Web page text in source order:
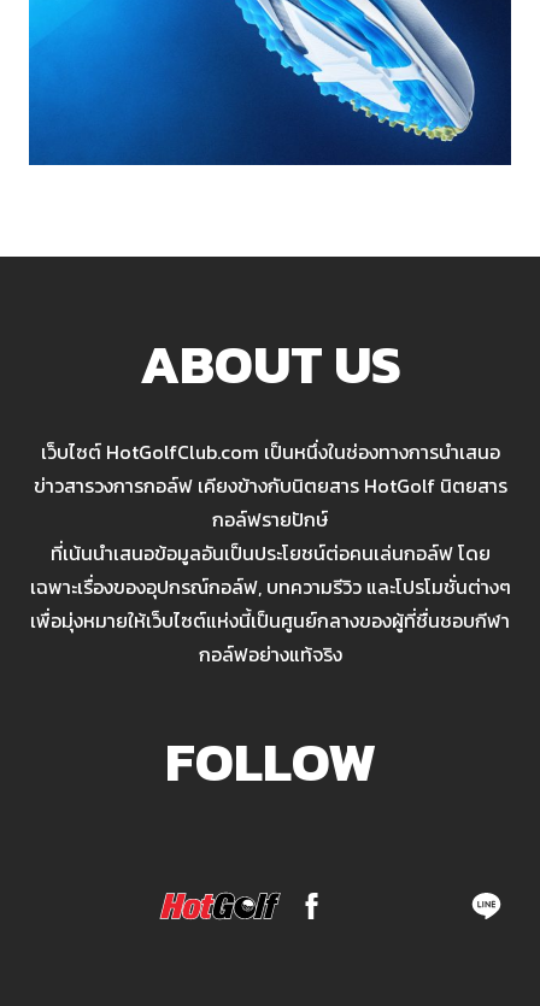
ABOUT US
เว็บไซต์ HotGolfClub.com เป็นหนึ่งในช่องทางการนำเสนอ
ข่าวสารวงการกอล์ฟ เคียงข้างกับนิตยสาร HotGolf นิตยสาร
กอล์ฟรายปักษ์
ที่เน้นนำเสนอข้อมูลอันเป็นประโยชน์ต่อคนเล่นกอล์ฟ โดย
เฉพาะเรื่องของอุปกรณ์กอล์ฟ, บทความรีวิว และโปรโมชั่นต่างๆ
เพื่อมุ่งหมายให้เว็บไซต์แห่งนี้เป็นศูนย์กลางของผู้ที่ชื่นชอบกีฬา
กอล์ฟอย่างแท้จริง
FOLLOW